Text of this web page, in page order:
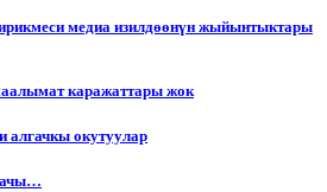
медиа изилдөөнүн жыйынтыктары
каражаттары жок
алгачкы окутуулар